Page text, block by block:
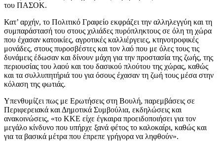
του ΠΑΣΟΚ.
Κατ’ αρχήν, το Πολιτικό Γραφείο εκφράζει την αλληλεγγύη και τη
συμπαράστασή του στους χιλιάδες πυρόπληκτους σε όλη τη χώρα
που έχασαν κατοικίες, αγροτικές καλλιέργειες, κτηνοτροφικές
μονάδες, στους πυροσβέστες και τον λαό που με όλες τους τις
δυνάμεις έδωσαν και δίνουν μάχη για την προστασία της ζωής, της
περιουσίας του λαού και του δασικού πλούτου της χώρας, καθώς
και τα συλλυπητήριά του για όσους έχασαν τη ζωή τους μέσα στην
κόλαση της φωτιάς.
Υπενθυμίζει πως με Ερωτήσεις στη Βουλή, παρεμβάσεις σε
Περιφερειακά και Δημοτικά Συμβούλια, εκδηλώσεις και
ανακοινώσεις, «το ΚΚΕ είχε έγκαιρα προειδοποιήσει για τον
μεγάλο κίνδυνο που υπήρχε ξανά φέτος το καλοκαίρι, καθώς και
για τα βασικά μέτρα που έπρεπε γρήγορα να ληφθούν».